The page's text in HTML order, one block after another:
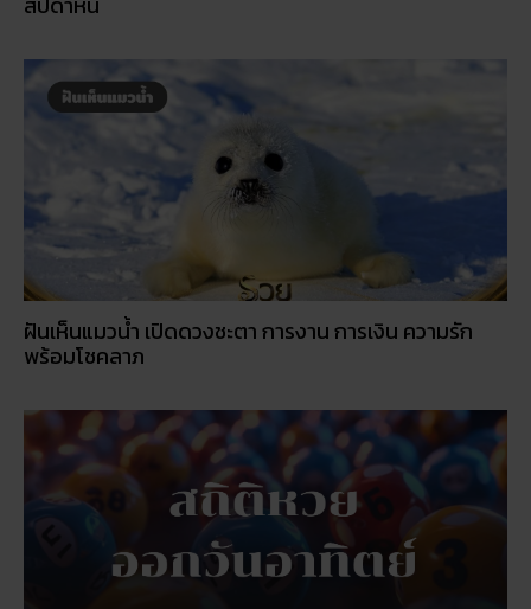
ฝันเห็นแมวน้ำ เปิดดวงชะตา การงาน การเงิน ความรัก
พร้อมโชคลาภ